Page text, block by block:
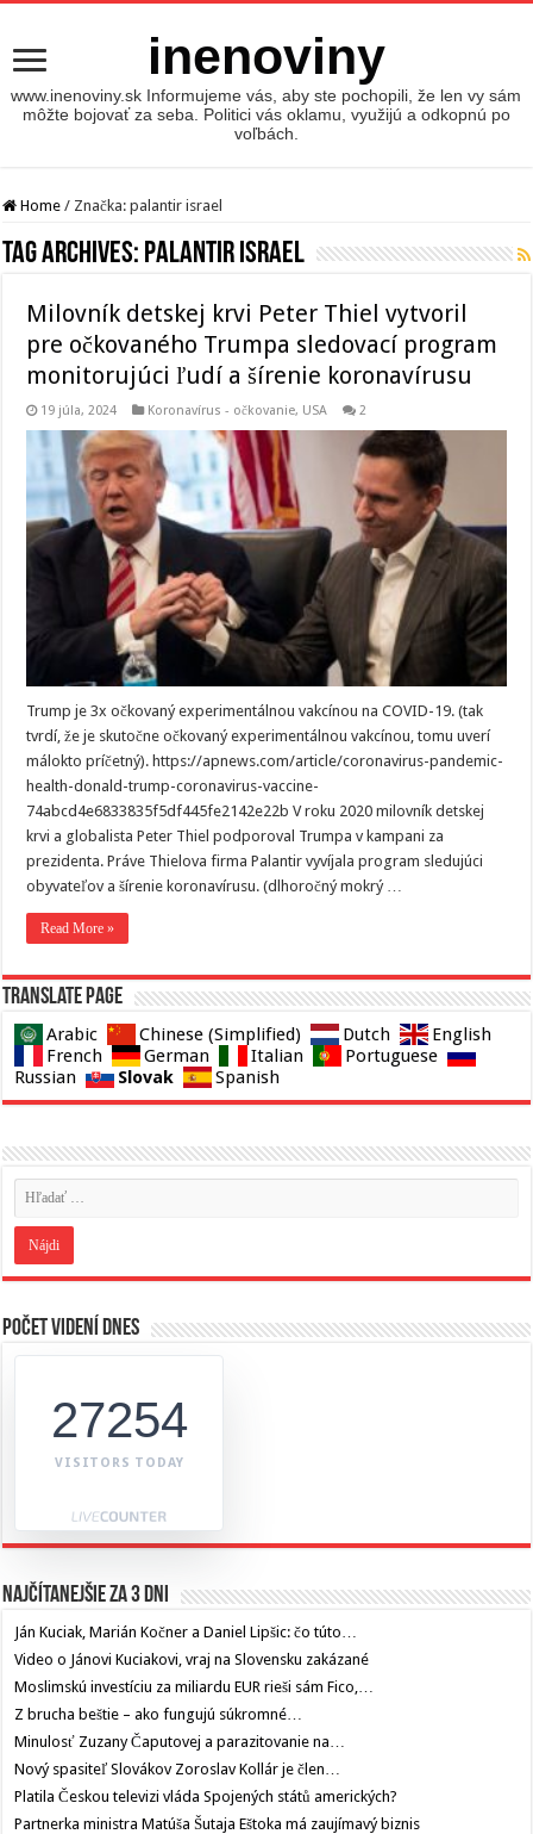
inenoviny
www.inenoviny.sk Informujeme vás, aby ste pochopili, že len vy sám
môžte bojovať za seba. Politici vás oklamu, využijú a odkopnú po
voľbách.
Home / Značka:palantir israel
Tag Archives: palantir israel
Milovník detskej krvi Peter Thiel vytvoril
pre očkovaného Trumpa sledovací program
monitorujúci ľudí a šírenie koronavírusu
19 júla, 2024 Koronavírus - očkovanie, USA 2
Trump je 3x očkovaný experimentálnou vakcínou na COVID-19. (tak
tvrdí, že je skutočne očkovaný experimentálnou vakcínou, tomu uverí
málokto príčetný). https://apnews.com/article/coronavirus-pandemic-
health-donald-trump-coronavirus-vaccine-
74abcd4e6833835f5df445fe2142e22b V roku 2020 milovník detskej
krvi a globalista Peter Thiel podporoval Trumpa v kampani za
prezidenta. Práve Thielova firma Palantir vyvíjala program sledujúci
obyvateľov a šírenie koronavírusu. (dlhoročný mokrý …
Read More »
Translate page
Arabic Chinese (Simplified) Dutch
English
French
German Italian
Portuguese
Russian
Slovak Spanish
Počet videní dnes
27254
VISITORS TODAY
Najčítanejšie za 3 dni
Ján Kuciak, Marián Kočner a Daniel Lipšic: čo túto…
Video o Jánovi Kuciakovi, vraj na Slovensku zakázané
Moslimskú investíciu za miliardu EUR rieši sám Fico,…
Z brucha beštie – ako fungujú súkromné…
Minulosť Zuzany Čaputovej a parazitovanie na…
Nový spasiteľ Slovákov Zoroslav Kollár je člen…
Platila Českou televizi vláda Spojených států amerických?
Partnerka ministra Matúša Šutaja Eštoka má zaujímavý biznis